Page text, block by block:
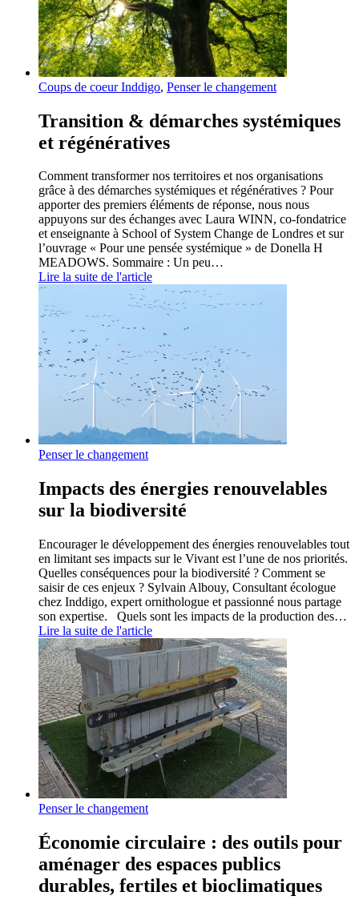
Coups de coeur Inddigo, Penser le changement
Transition & démarches systémiques
et régénératives
Comment transformer nos territoires et nos organisations
grâce à des démarches systémiques et régénératives ? Pour
apporter des premiers éléments de réponse, nous nous
appuyons sur des échanges avec Laura WINN, co-fondatrice
et enseignante à School of System Change de Londres et sur
l’ouvrage « Pour une pensée systémique » de Donella H
MEADOWS. Sommaire : Un peu…
Lire la suite de l'article
Penser le changement
Impacts des énergies renouvelables
sur la biodiversité
Encourager le développement des énergies renouvelables tout
en limitant ses impacts sur le Vivant est l’une de nos priorités.
Quelles conséquences pour la biodiversité ? Comment se
saisir de ces enjeux ? Sylvain Albouy, Consultant écologue
chez Inddigo, expert ornithologue et passionné nous partage
son expertise. Quels sont les impacts de la production des…
Lire la suite de l'article
Penser le changement
Économie circulaire : des outils pour
aménager des espaces publics
durables, fertiles et bioclimatiques